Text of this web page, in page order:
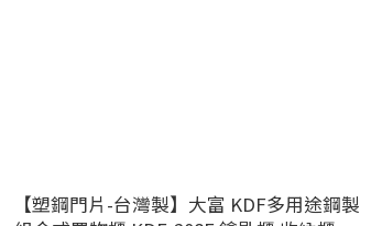
【塑鋼門片-台灣製】大富 KDF多用途鋼製